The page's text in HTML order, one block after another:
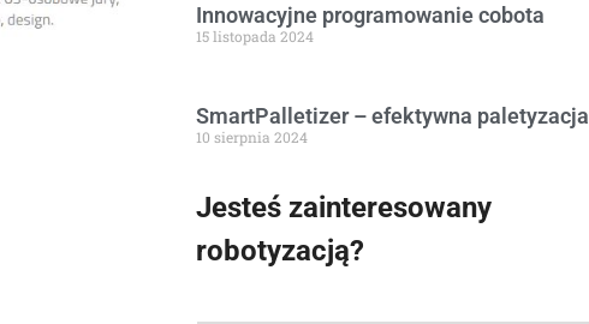
Innowacyjne programowanie cobota
15 listopada 2024
SmartPalletizer – efektywna paletyzacja
10 sierpnia 2024
Jesteś zainteresowany
robotyzacją?